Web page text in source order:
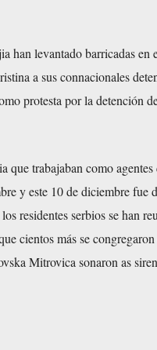
han levantado barricadas en
a sus connacionales
protesta por la detención
trabajaban como agentes
y este 10 de diciembre fue
residentes serbios se han
cientos más se
Mitrovica sonaron as